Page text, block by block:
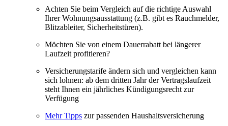
Achten Sie beim Vergleich auf die richtige Auswahl
Ihrer Wohnungsausstattung (z.B. gibt es Rauchmelder,
Blitzableiter, Sicherheitstüren).
Möchten Sie von einem Dauerrabatt bei längerer
Laufzeit profitieren?
Versicherungstarife ändern sich und vergleichen kann
sich lohnen: ab dem dritten Jahr der Vertragslaufzeit
steht Ihnen ein jährliches Kündigungsrecht zur
Verfügung
Mehr Tipps zur passenden Haushaltsversicherung